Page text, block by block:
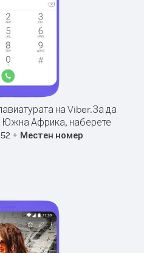
на Viber.За да
Южна Африка, наберете
52+ Местен номер